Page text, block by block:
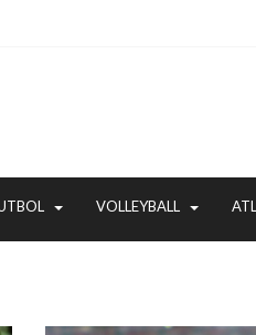
VOLLEYBALL